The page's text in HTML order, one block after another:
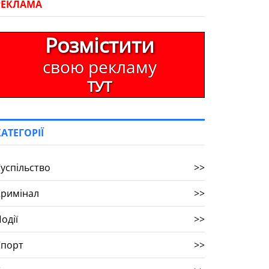
Розмістити
свою рекламу
ТУТ
>>
>>
>>
>>